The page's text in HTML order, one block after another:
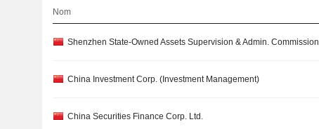
Nom
Shenzhen State-Owned Assets Supervision & Admin. Commission
China Investment Corp. (Investment Management)
China Securities Finance Corp. Ltd.